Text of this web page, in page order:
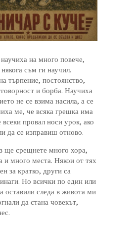
на много повече,
съм ги научил.
търпение, постоянство,
и борба. Научиха
не се взима насила, а се
ме, че всяка грешка има
провал носи урок, ако
да се изправиш отново.
ще срещнете много хора,
и много места. Някои от тях
за кратко, други са
Но всички по един или
оставили следа в живота ми
да стана човекът,